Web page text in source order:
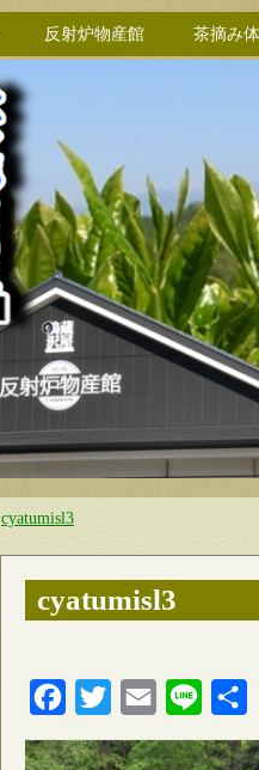
反射炉物産館 茶摘み
cyatumisl3
cyatumisl3
FacebookTwitter Email Line